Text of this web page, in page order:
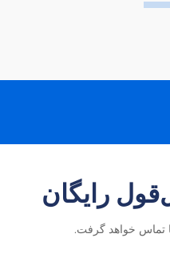
رایگان
تماس خواهد گرفت.